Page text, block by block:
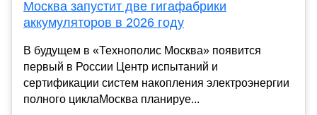
Москва запустит две гигафабрики
аккумуляторов в 2026 году
В будущем в «Технополис Москва» появится
первый в России Центр испытаний и
сертификации систем накопления электроэнергии
полного циклаМосква планируе...